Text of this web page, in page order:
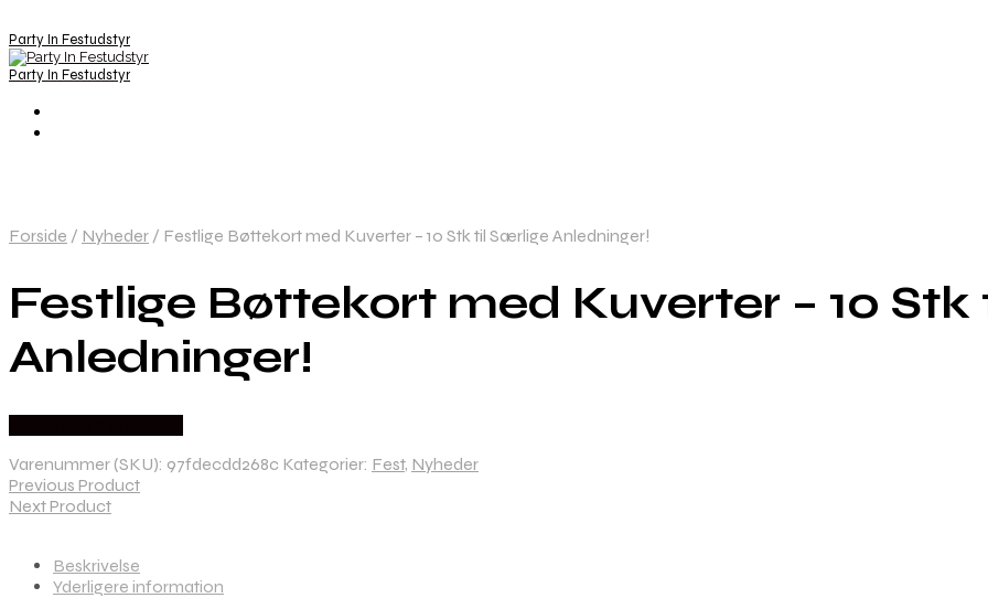
Party In Festudstyr
Party In Festudstyr
Forside / Nyheder / Festlige Bøttekort med Kuverter – 10 Stk til Særlige Anledninger!
Festlige Bøttekort med Kuverter – 10
Anledninger!
Varenummer (SKU): 97fdecdd268c Kategorier: Fest, Nyheder
Previous Product
Next Product
Beskrivelse
Yderligere information